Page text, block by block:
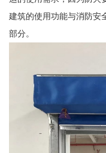
建筑的使用功能与消防安
部分。